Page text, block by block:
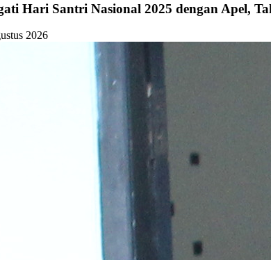
Hari Santri Nasional 2025 dengan Apel,
2026